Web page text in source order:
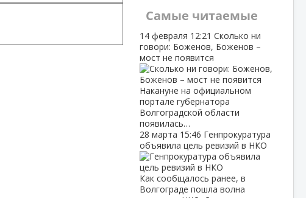
Самые читаемые
14 февраля 12:21 Сколько ни
говори: Боженов, Боженов –
мост не появится
Накануне на официальном
портале губернатора
Волгоградской области
появилась…
28 марта 15:46 Генпрокуратура
объявила цель ревизий в НКО
Как сообщалось ранее, в
Волгограде пошла волна